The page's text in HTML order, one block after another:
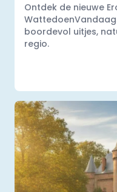
Ontdek de nieuwe
boordevol uitjes,
regio.